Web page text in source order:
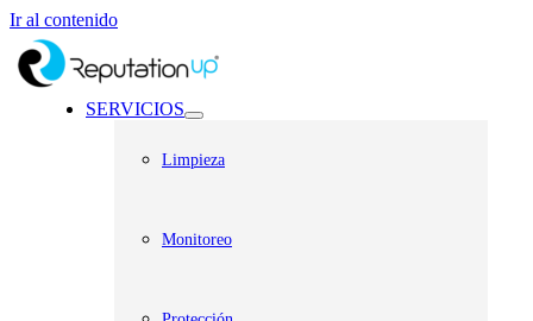
Ir al contenido
SERVICIOS
Limpieza
Monitoreo